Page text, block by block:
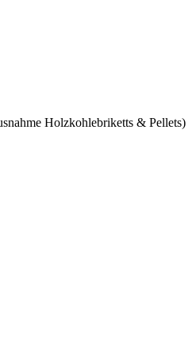
Holzkohlebriketts & Pellets)